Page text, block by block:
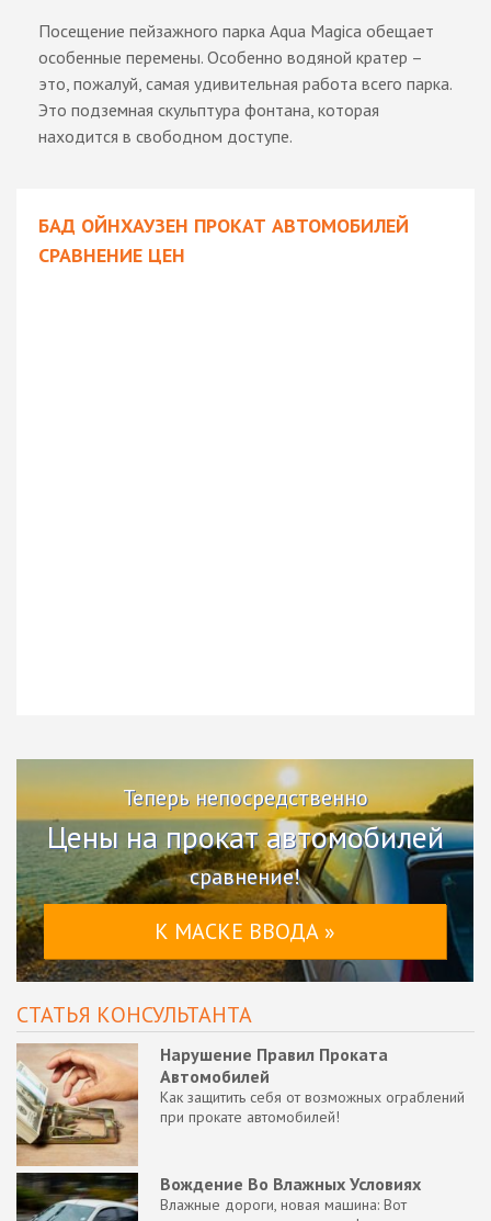
Посещение пейзажного парка Aqua Magica обещает
особенные перемены. Особенно водяной кратер –
это, пожалуй, самая удивительная работа всего парка.
Это подземная скульптура фонтана, которая
находится в свободном доступе.
БАД ОЙНХАУЗЕН ПРОКАТ АВТОМОБИЛЕЙ
СРАВНЕНИЕ ЦЕН
Теперь непосредственно
Цены на прокат автомобилей
сравнение!
К МАСКЕ ВВОДА »
СТАТЬЯ КОНСУЛЬТАНТА
Нарушение Правил Проката
Автомобилей
Как защитить себя от возможных ограблений
при прокате автомобилей!
Вождение Во Влажных Условиях
Влажные дороги, новая машина: Вот